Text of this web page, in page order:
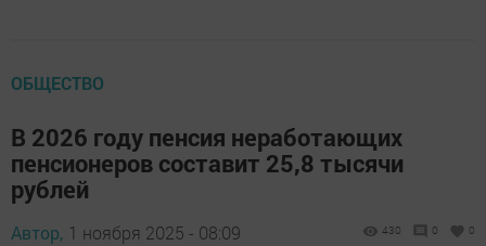
ОБЩЕСТВО
В 2026 году пенсия неработающих
пенсионеров составит 25,8 тысячи
рублей
Автор, 1 ноября 2025 - 08:09 430 0 0